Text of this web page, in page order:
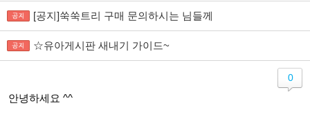
[공지]쑥쑥트리 구매 문의하시는 님들께
☆유아게시판 새내기 가이드~
안녕하세요 ^^
0